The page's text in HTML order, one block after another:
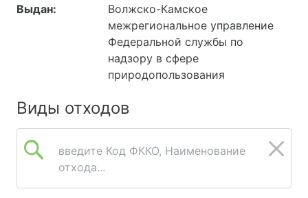
Выдан:
Волжско-Камское
межрегиональное управление
Федеральной службы по
надзору в сфере
природопользования
Виды отходов
введите Код ФККО, Наименование
отхода...